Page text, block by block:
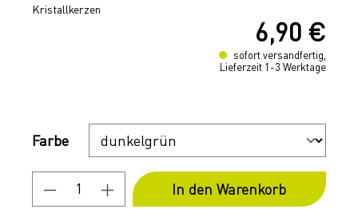
Kristallkerzen
6,90 €
sofort versandfertig,
Lieferzeit 1-3 Werktage
FarbeAuswählen
Produkt Anzahl: Gib den
In den Warenkorb